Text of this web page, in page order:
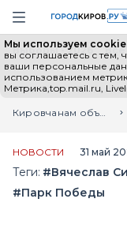
Навигация сайта
Мы используем
вы соглашаетесь с тем,
ваши персональные
использованием
Метрика,top.mail.ru,
Выборы - 2026 Все
Главная
Лента
Кировчанам объяснили причины вырубки деревьев в Парке Победы
НОВОСТИ 31 май
Теги: #Вячеслав
#Парк Победы